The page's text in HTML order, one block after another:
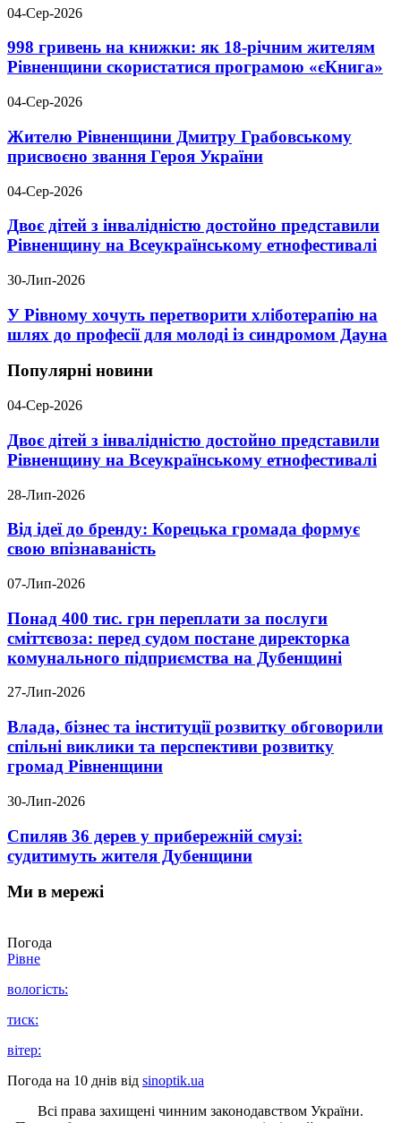
04-Сер-2026
998 гривень на книжки: як 18-річним жителям
Рівненщини скористатися програмою «єКнига»
04-Сер-2026
Жителю Рівненщини Дмитру Грабовському
присвоєно звання Героя України
04-Сер-2026
Двоє дітей з інвалідністю достойно представили
Рівненщину на Всеукраїнському етнофестивалі
30-Лип-2026
У Рівному хочуть перетворити хліботерапію на
шлях до професії для молоді із синдромом Дауна
Популярні новини
04-Сер-2026
Двоє дітей з інвалідністю достойно представили
Рівненщину на Всеукраїнському етнофестивалі
28-Лип-2026
Від ідеї до бренду: Корецька громада формує
свою впізнаваність
07-Лип-2026
Понад 400 тис. грн переплати за послуги
сміттєвоза: перед судом постане директорка
комунального підприємства на Дубенщині
27-Лип-2026
Влада, бізнес та інституції розвитку обговорили
спільні виклики та перспективи розвитку
громад Рівненщини
30-Лип-2026
Спиляв 36 дерев у прибережній смузі:
судитимуть жителя Дубенщини
Ми в мережі
Погода
Рівне
вологість:
тиск:
вітер:
Погода на 10 днів від sinoptik.ua
Всі права захищені чинним законодавством України.